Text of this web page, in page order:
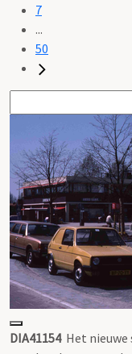
7
...
50
DIA41154 Het